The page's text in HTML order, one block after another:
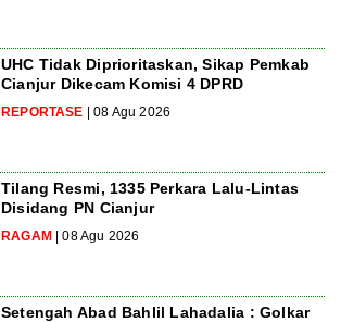
UHC Tidak Diprioritaskan, Sikap Pemkab
Cianjur Dikecam Komisi 4 DPRD
REPORTASE | 08 Agu 2026
Tilang Resmi, 1335 Perkara Lalu-Lintas
Disidang PN Cianjur
RAGAM | 08 Agu 2026
Setengah Abad Bahlil Lahadalia : Golkar